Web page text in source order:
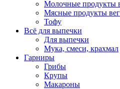
Молочные продукты
Мясные продукты
Тофу
Всё для выпечки
Для выпечки
Мука, смеси, крахмал
Гарниры
Грибы
Крупы
Макароны